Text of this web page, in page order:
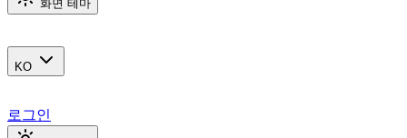
화면 테마
KO
로그인